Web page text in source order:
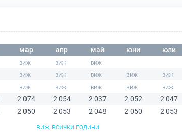
мар апр май юни
юли
2 074 2 054 2 037 2 052
2 047
2 050 2 053 2 048 2 050
2 053
виж всички години